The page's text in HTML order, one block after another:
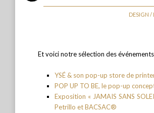
DESIGN /
Et voicinotre sélection des événements
YSÉ & son pop-up store de
POP UP TO BE, le pop-up
Exposition « JAMAIS SANS
Petrillo et BACSAC®